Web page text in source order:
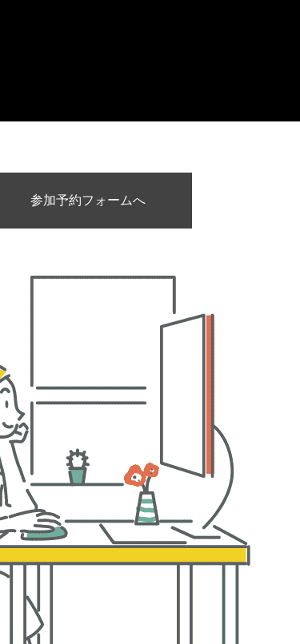
参加予約フォームへ